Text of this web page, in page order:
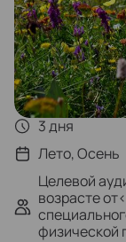
3 дня
Лето, Осень
Целевой
возрасте
физической